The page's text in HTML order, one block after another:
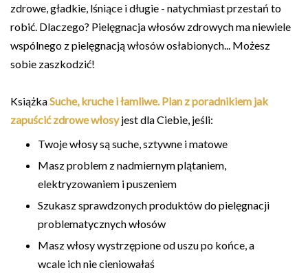
zdrowe, gładkie, lśniące i długie - natychmiast przestań to
robić. Dlaczego? Pielęgnacja włosów zdrowych ma niewiele
wspólnego z pielęgnacją włosów osłabionych... Możesz
sobie zaszkodzić!
KsiążkaSuche, kruche i łamliwe. Plan z poradnikiem jak
zapuścić zdrowe włosy jest dla Ciebie, jeśli:
Twoje włosy są suche, sztywne i matowe
Masz problem z nadmiernym plątaniem,
elektryzowaniem i puszeniem
Szukasz sprawdzonych produktów do pielęgnacji
problematycznych włosów
Masz włosy wystrzępione od uszu po końce, a
wcale ich nie cieniowałaś